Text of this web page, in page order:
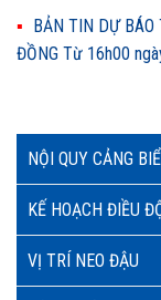
NỘI QUY CẢNG
KẾ HOẠCH ĐIỀU
VỊ TRÍ NEO ĐẬU
BẢN TIN DỰ
ĐỒNG Từ 16h00